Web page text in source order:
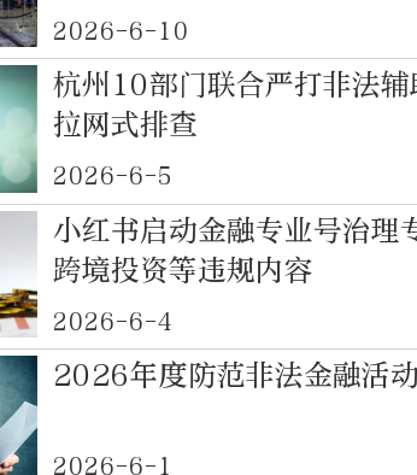
2026-6-10
杭州10部门联合严打非法
拉网式排查
2026-6-5
小红书启动金融专业号治理
跨境投资等违规内容
2026-6-4
2026年度防范非法金融活
2026-6-1